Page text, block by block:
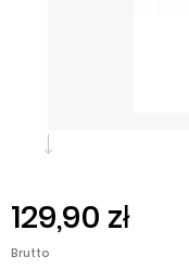
129,90 zł
Brutto